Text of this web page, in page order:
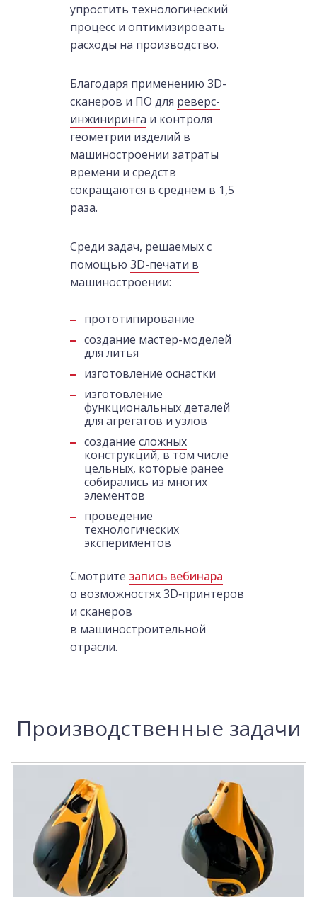
упростить технологический
процесс и оптимизировать
расходы на производство.
Благодаря применению 3D-
сканеров и ПО для реверс-
инжиниринга и контроля
геометрии изделий в
машиностроении затраты
времени и средств
сокращаются в среднем в 1,5
раза.
Среди задач, решаемых с
помощью 3D-печати в
машиностроении:
прототипирование
создание мастер-моделей
для литья
изготовление оснастки
изготовление
функциональных деталей
для агрегатов и узлов
создание сложных
конструкций, в том числе
цельных, которые ранее
собирались из многих
элементов
проведение
технологических
экспериментов
Смотрите запись вебинара
о возможностях 3D‑принтеров
и сканеров
в машиностроительной
отрасли.
Производственные задачи